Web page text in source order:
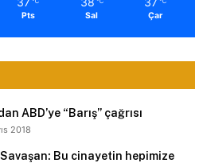
Pts Sal Çar
ABD’ye “Barış” çağrısı
2018
Bu cinayetin hepimize